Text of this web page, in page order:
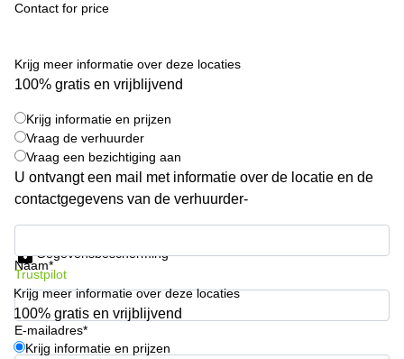
Vergaderzaal
Handelspand
Hasselt
Location
centre
d'affaires
à Mons
Huren
kantoor in
Antwerpen
Vergaderzaal
huren in
Antwerpen
Contact for price
Krijg meer informatie over deze locaties
100% gratis en vrijblijvend
Krijg informatie en prijzen
Vraag de verhuurder
Vraag een bezichtiging aan
U ontvangt een mail met informatie over de locatie en de
contactgegevens van de verhuurder-
Naam*
E-mailadres*
Gegevensbescherming
Trustpilot
Krijg meer informatie over deze locaties
100% gratis en vrijblijvend
Krijg informatie en prijzen